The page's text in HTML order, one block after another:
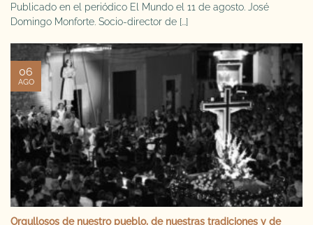
Publicado en el periódico El Mundo el 11 de agosto. José
Domingo Monforte. Socio-director de [...]
Orgullosos de nuestro pueblo, de nuestras tradiciones y de
06
AGO